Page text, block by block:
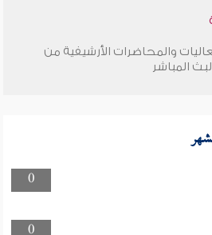
والمحاضرات الأرشيفية من
المباشر
0